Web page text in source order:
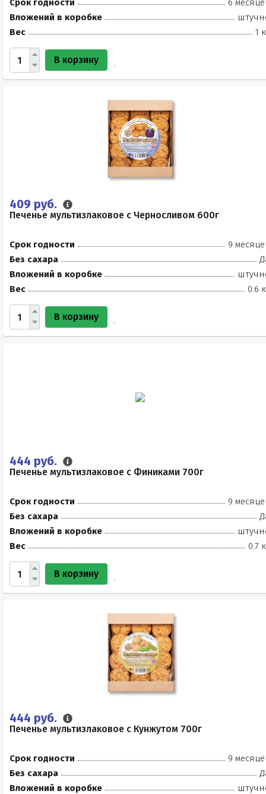
Срок годности
6
Вложений в коробке
Вес
1
В корзину
409 руб.
Печенье мультизлаковое с Черносливом 600г
Срок годности
9
Без сахара
Вложений в коробке
Вес
0.6
В корзину
444 руб.
Печенье мультизлаковое с Финиками 700г
Срок годности
9
Без сахара
Вложений в коробке
Вес
0.7
В корзину
444 руб.
Печенье мультизлаковое с Кунжутом 700г
Срок годности
9
Без сахара
Вложений в коробке